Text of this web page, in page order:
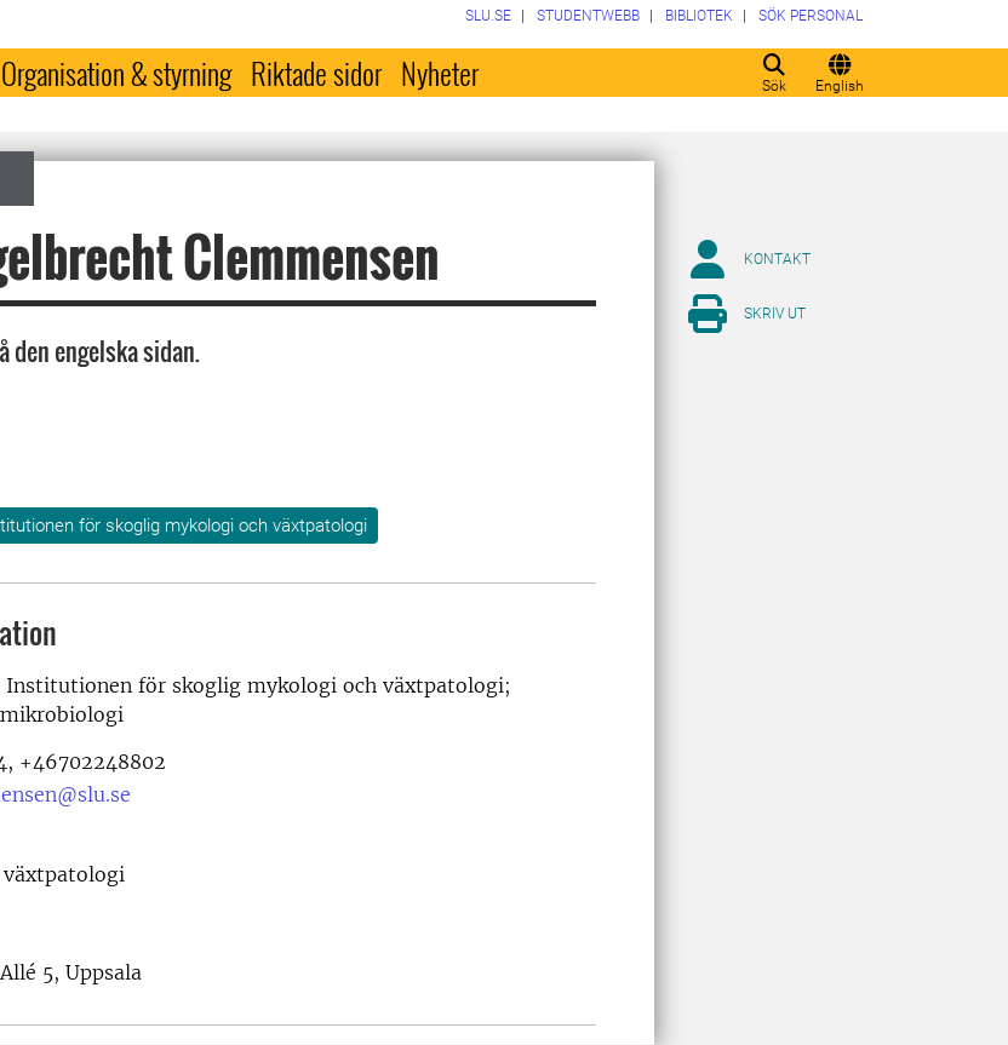
Sök English
SLU.SE STUDENTWEBB BIBLIOTEK SÖK PERSONAL
Organisation & styrning Riktade sidor Nyheter
Clemmensen
den engelska sidan.
för skoglig mykologi och växtpatologi
Institutionen för skoglig mykologi och växtpatologi;
+46702248802
växtpatologi
5, Uppsala
KONTAKT
SKRIV UT